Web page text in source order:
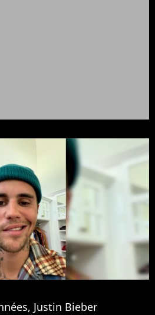
Justin Bieber